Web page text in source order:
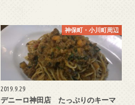
神保町・小川町周辺
2019.9.29
デニーロ神田店 たっぷりのキーマ